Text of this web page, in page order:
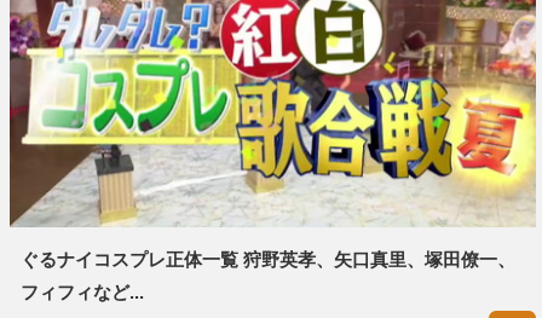
ぐるナイコスプレ正体一覧 狩野英孝、矢口真里、塚田僚一、
フィフィなど...